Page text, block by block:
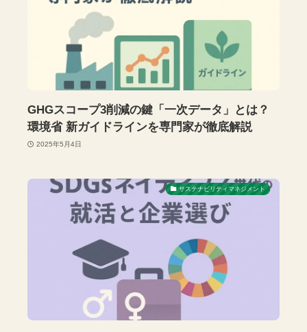
GHGスコープ3削減の鍵「一次データ」とは？
環境省 新ガイドラインを専門家が徹底解説
2025年5月4日
サステナビリティマネジメント